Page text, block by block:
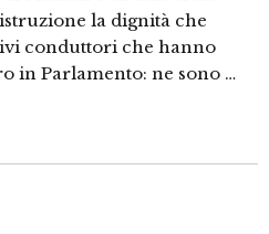
la dignità che
conduttori che hanno
in Parlamento: ne sono …